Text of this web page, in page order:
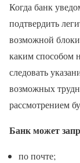
Когда банк
подтвердить
возможной
каким способом
следовать
возможных
рассмотрением
Банк может
по почте;